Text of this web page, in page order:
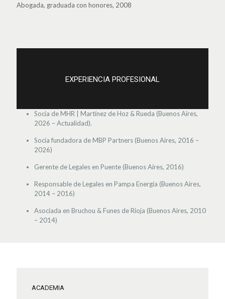
Abogada, graduada con honores, 2008
EXPERIENCIA PROFESIONAL
Socia de MHR | Martínez de Hoz & Rueda (Buenos Aires,
2026 – Actualidad).
Socia fundadora de MBP Partners (Buenos Aires, 2016 –
2026)
Gerente de Legales en Puente (Buenos Aires, 2016)
Responsable de Legales en Pampa Energía (Buenos Aires,
2014 – 2016)
Asociada en Bruchou & Funes de Rioja (Buenos Aires, 2010
– 2014)
ACADEMIA